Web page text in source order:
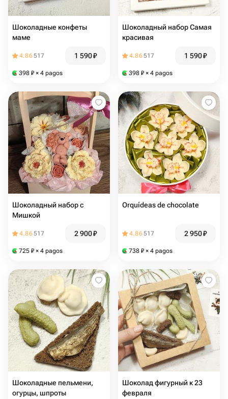
Шоколадные конфеты
маме
4.86517 1 590₽
398 ₽ × 4 pagos
Шоколадный набор Самая
красивая
4.86517 1 590₽
398 ₽ × 4 pagos
Шоколадный набор с
Мишкой
4.86517 2 900₽
725 ₽ × 4 pagos
Orquídeas de chocolate
4.86517 2 950₽
738 ₽ × 4 pagos
Шоколадные пельмени,
огурцы, шпроты
Шоколад фигурный к 23
февраля